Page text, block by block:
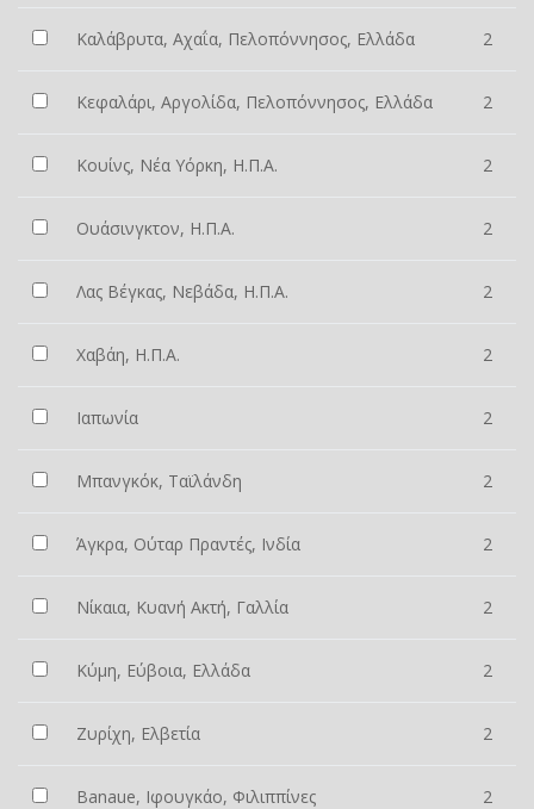
Καλάβρυτα, Αχαΐα, Πελοπόννησος, Ελλάδα 2
Κεφαλάρι, Αργολίδα, Πελοπόννησος, Ελλάδα 2
Κουίνς, Νέα Υόρκη, Η.Π.Α. 2
Ουάσινγκτον, Η.Π.Α. 2
Λας Βέγκας, Νεβάδα, Η.Π.Α. 2
Χαβάη, Η.Π.Α. 2
Ιαπωνία 2
Μπανγκόκ, Ταϊλάνδη 2
Άγκρα, Ούταρ Πραντές, Ινδία 2
Νίκαια, Κυανή Ακτή, Γαλλία 2
Κύμη, Εύβοια, Ελλάδα 2
Ζυρίχη, Ελβετία 2
Banaue, Ιφουγκάο, Φιλιππίνες 2